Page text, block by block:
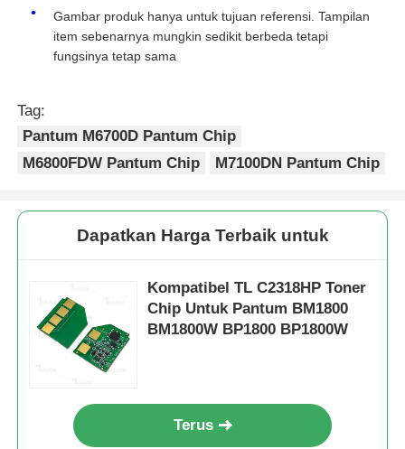
Chip Toner Lexmark
Chip toner Kyocera
Chip Toner Samsung
Chip Toner OKI
Chip Toner Brother
Minolta Toner Chip
Chip Toner Ricoh
Gambar produk hanya untuk tujuan referensi. Tampilan
item sebenarnya mungkin sedikit berbeda tetapi
fungsinya tetap sama
Tag:
Pantum M6700D Pantum Chip
M6800FDW Pantum Chip
M7100DN Pantum Chip
Dapatkan Harga Terbaik untuk
Kompatibel TL C2318HP Toner
Chip Untuk Pantum BM1800
BM1800W BP1800 BP1800W
Terus